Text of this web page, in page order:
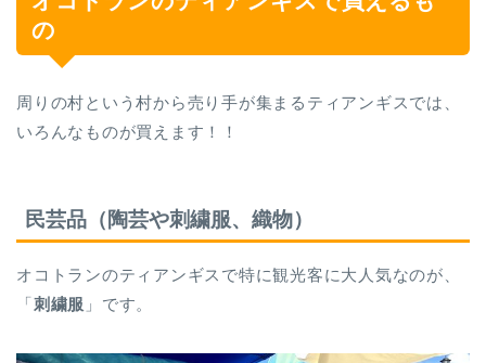
の
周りの村という村から売り手が集まるティアンギスでは、
いろんなものが買えます！！
民芸品（陶芸や刺繍服、織物）
オコトランのティアンギスで特に観光客に大人気なのが、
「刺繍服 」です。